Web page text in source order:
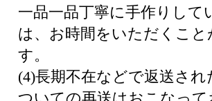
一品一品丁寧に手作りして
は、お時間をいただくこと
す。
(4)長期不在などで返送され